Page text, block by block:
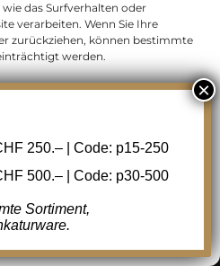
das Surfverhalten oder
verarbeiten. Wenn Sie Ihre
zurückziehen, können bestimmte
werden.
250.– | Code: p15-250
500.– | Code: p30-500
Sortiment,